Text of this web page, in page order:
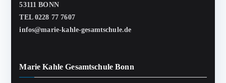
53111 BONN
TEL 0228 77 7607
infos@marie-kahle-gesamtschule.de
Marie Kahle Gesamtschule Bonn